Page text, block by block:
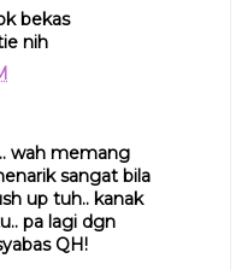
bekas
nih
wah memang
sangat bila
up tuh.. kanak
pa lagi dgn
QH!